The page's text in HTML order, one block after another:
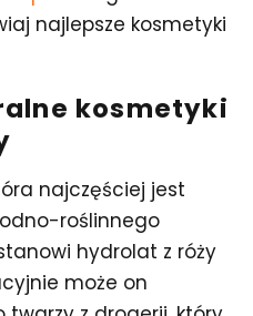
najlepsze kosmetyki
kosmetyki
najczęściej jest
roślinnego
hydrolat z róży
może on